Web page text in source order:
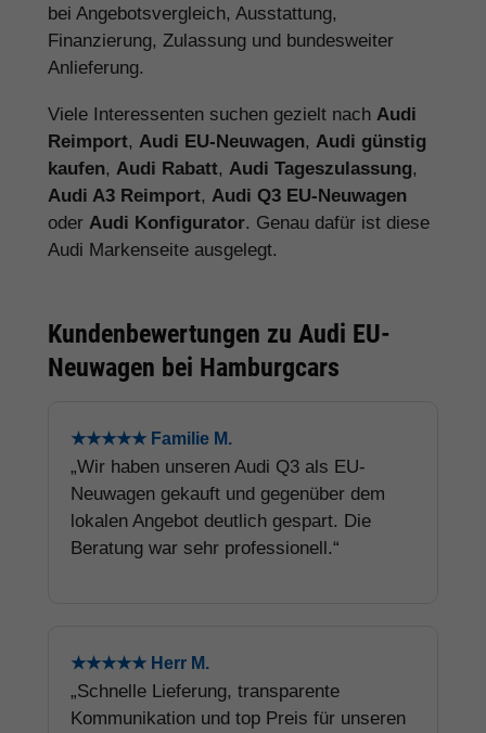
bei Angebotsvergleich, Ausstattung,
Finanzierung, Zulassung und bundesweiter
Anlieferung.
Viele Interessenten suchen gezielt nach Audi
Reimport, Audi EU-Neuwagen, Audi günstig
kaufen, Audi Rabatt, Audi Tageszulassung,
Audi A3 Reimport, Audi Q3 EU-Neuwagen
oder Audi Konfigurator. Genau dafür ist diese
Audi Markenseite ausgelegt.
Kundenbewertungen zu Audi EU-
Neuwagen bei Hamburgcars
★★★★★ Familie M.
„Wir haben unseren Audi Q3 als EU-
Neuwagen gekauft und gegenüber dem
lokalen Angebot deutlich gespart. Die
Beratung war sehr professionell.“
★★★★★ Herr M.
„Schnelle Lieferung, transparente
Kommunikation und top Preis für unseren